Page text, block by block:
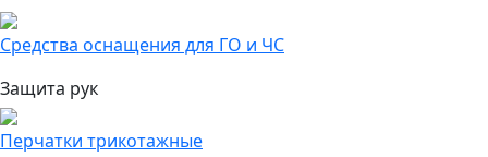
Средства оснащения для ГО и ЧС
Защита рук
Перчатки трикотажные